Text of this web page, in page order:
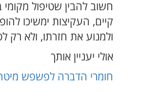
חשוב להבין שטיפול
קיים, העקיצות ימשיכו
ולמנוע את חזרתו, ולא רק
אולי יעניין אותך
חומרי הדברה לפשפש